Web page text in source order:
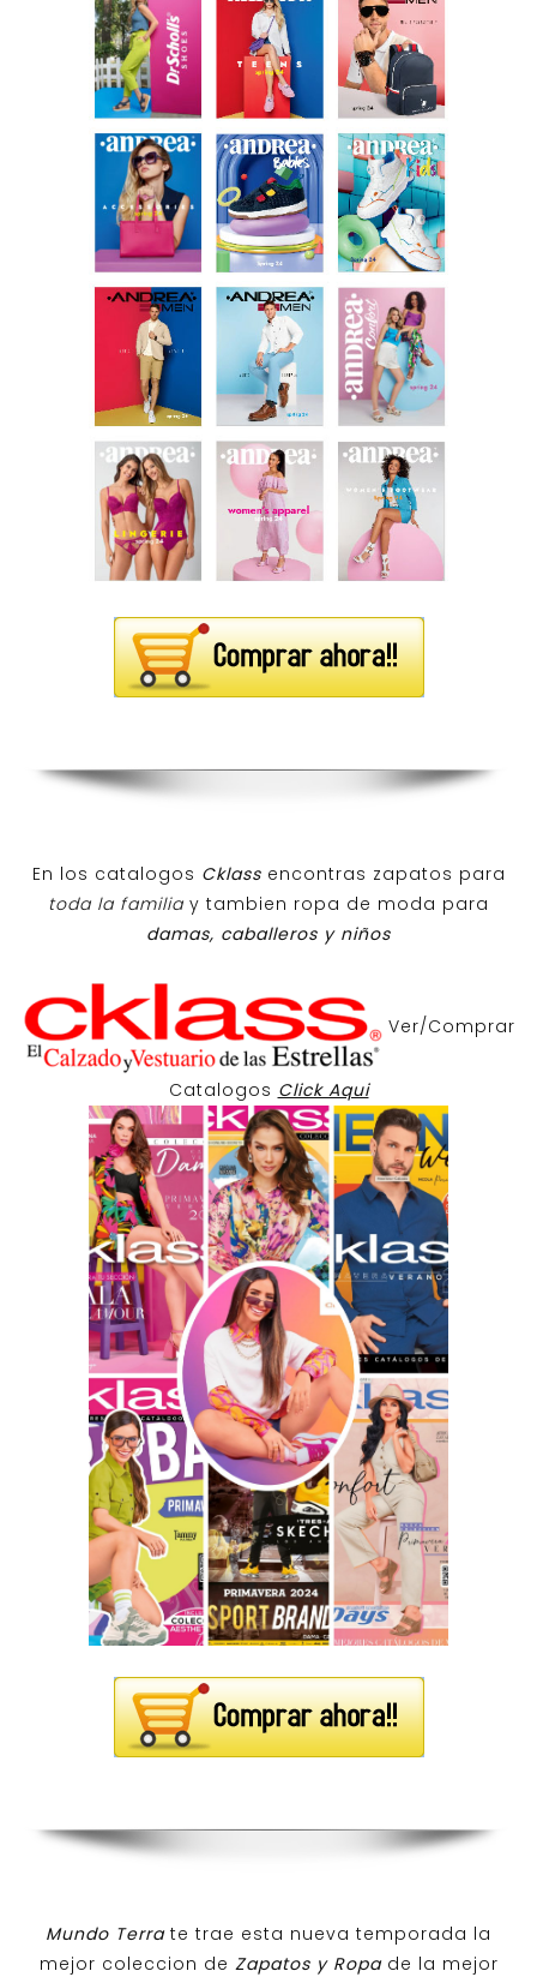
En los catalogos Cklass encontras zapatos para
toda la familiay tambien ropa de moda para
damas, caballeros y niños
Ver/Comprar
Catalogos Click Aqui
Mundo Terra te trae esta nueva temporada la
mejor coleccion de Zapatos y Ropa de la mejor